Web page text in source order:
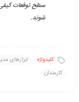
سطح توقعات
شوند.
کلیدواژه : ابزارهای
کارمندان